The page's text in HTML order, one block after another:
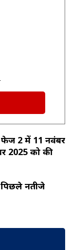
फेज 2 में 11 नवंबर
2025 को की
नतीजे